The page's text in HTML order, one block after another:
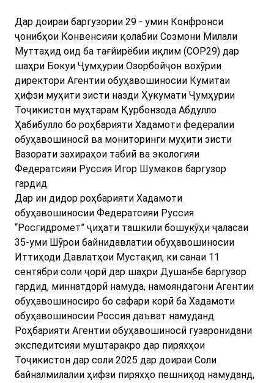
Дар доираи баргузории 29 - умин Конфронси
ҷонибҳои Конвенсияи қолабии Созмони Милали
Муттаҳид оид ба тағйирёбии иқлим (COP29) дар
шаҳри Бокуи Ҷумҳурии Озорбойҷон вохӯрии
директори Агентии обуҳавошиносии Кумитаи
ҳифзи муҳити зисти назди Ҳукумати Ҷумҳурии
Тоҷикистон муҳтарам Қурбонзода Абдулло
Ҳабибулло бо роҳбарияти Хадамоти федералии
обуҳавошиносӣ ва мониторинги муҳити зисти
Вазорати захираҳои табиӣ ва экологияи
Федератсияи Руссия Игор Шумаков баргузор
гардид.
Дар ин дидор роҳбарияти Хадамоти
обуҳавошиносии Федератсияи Руссия
“Росгидромет” ҷиҳати ташкили бошукӯҳи ҷаласаи
35-уми Шӯрои байнидавлатии обуҳавошиносии
Иттиҳоди Давлатҳои Мустақил, ки санаи 11
сентябри соли ҷорӣ дар шаҳри Душанбе баргузор
гардид, миннатдорӣ намуда, намояндагони Агентии
обуҳавошиносиро бо сафари корӣ ба Хадамоти
обуҳавошиносии Россия даъват намуданд.
Роҳбарияти Агентии обуҳавошиносӣ гузаронидани
экспедитсияи муштаракро дар пиряхҳои
Тоҷикистон дар соли 2025 дар доираи Соли
байналмилалии ҳифзи пиряхҳо пешниҳод намуданд,